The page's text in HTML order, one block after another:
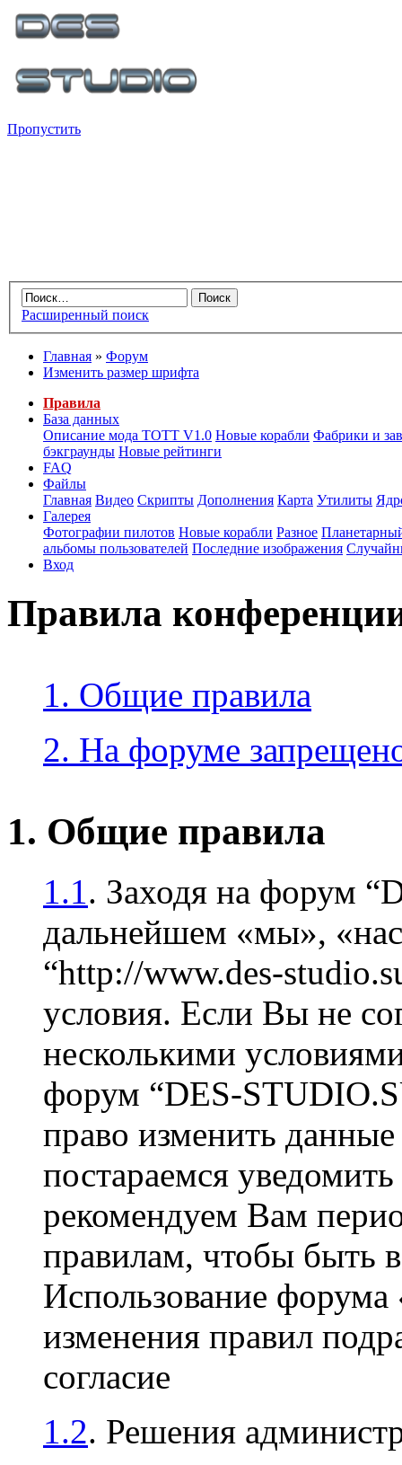
Пропустить
Расширенный поиск
Главная » Форум
Изменить размер шрифта
Правила
База данных
Описание мода ТОТТ V1.0 Новые корабли Фабрики и
бэкграунды Новые рейтинги
FAQ
Файлы
Главная Видео Скрипты Дополнения Карта Утилиты
Галерея
Фотографии пилотов Новые корабли Разное
альбомы пользователей Последние изображения
Вход
Правила
1. Общие правила
2. На форуме
1. Общие правила
1.1. Заходя на форум
дальнейшем «мы»,
“http://www.des-
условия. Если Вы не
несколькими
форум “DES-
право изменить
постараемся
рекомендуем Вам
правилам, чтобы быть
Использование
изменения правил
согласие
1.2. Решения